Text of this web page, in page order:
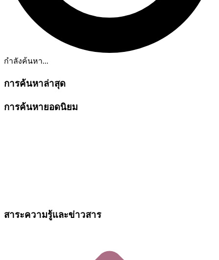
กำลังค้นหา...
การค้นหาล่าสุด
การค้นหายอดนิยม
สาระความรู้และข่าวสาร